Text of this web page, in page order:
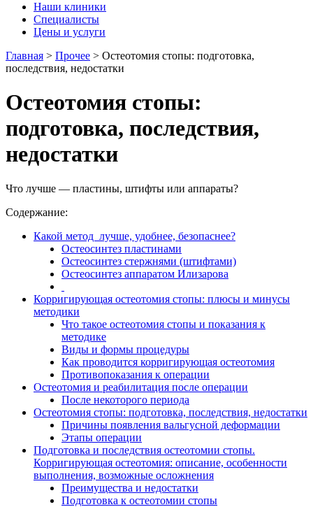
Наши клиники
Специалисты
Цены и услуги
Главная > Прочее > Остеотомия стопы: подготовка,
последствия, недостатки
Остеотомия стопы:
подготовка, последствия,
недостатки
Что лучше — пластины, штифты или аппараты?
Содержание:
Какой метод лучше, удобнее, безопаснее?
Остеосинтез пластинами
Остеосинтез стержнями (штифтами)
Остеосинтез аппаратом Илизарова
Корригирующая остеотомия стопы: плюсы и минусы
методики
Что такое остеотомия стопы и показания к
методике
Виды и формы процедуры
Как проводится корригирующая остеотомия
Противопоказания к операции
Остеотомия и реабилитация после операции
После некоторого периода
Остеотомия стопы: подготовка, последствия, недостатки
Причины появления вальгусной деформации
Этапы операции
Подготовка и последствия остеотомии стопы.
Корригирующая остеотомия: описание, особенности
выполнения, возможные осложнения
Преимущества и недостатки
Подготовка к остеотомии стопы